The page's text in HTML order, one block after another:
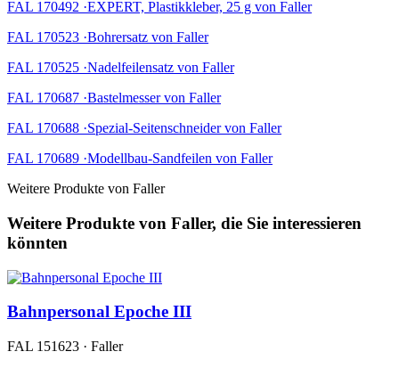
FAL 170492 ·EXPERT, Plastikkleber, 25 g von Faller
FAL 170523 ·Bohrersatz von Faller
FAL 170525 ·Nadelfeilensatz von Faller
FAL 170687 ·Bastelmesser von Faller
FAL 170688 ·Spezial-Seitenschneider von Faller
FAL 170689 ·Modellbau-Sandfeilen von Faller
Weitere Produkte von Faller
Weitere Produkte von Faller, die Sie interessieren
könnten
Bahnpersonal Epoche III
FAL 151623 · Faller